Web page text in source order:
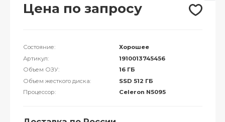
Цена по запросу
Состояние:
Хорошее
Артикул:
1910013745456
Объем ОЗУ:
16 ГБ
Объем жесткого диска:
SSD 512 ГБ
Процессор:
Celeron N5095